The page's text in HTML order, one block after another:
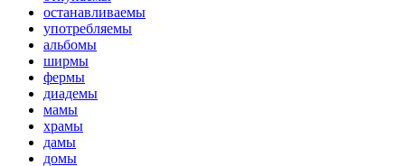
останавливаемы
употребляемы
альбомы
ширмы
фермы
диадемы
мамы
храмы
дамы
домы